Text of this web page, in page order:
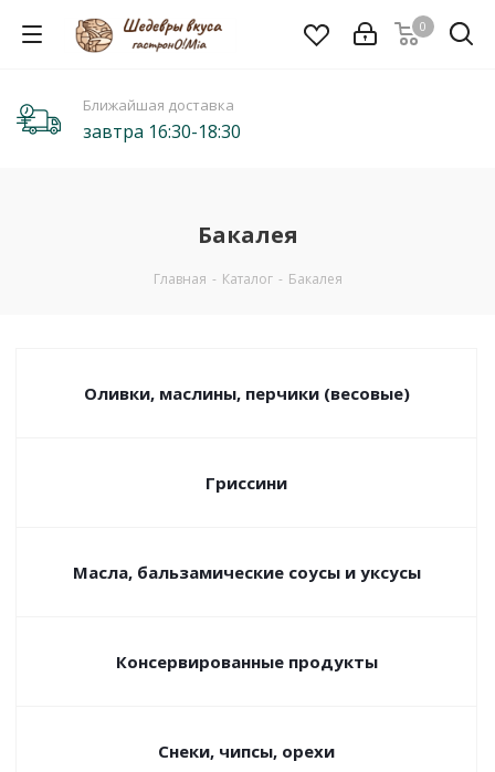
0
Ближайшая доставка
завтра 16:30-18:30
Бакалея
Главная - Каталог - Бакалея
Оливки, маслины, перчики (весовые)
Гриссини
Масла, бальзамические соусы и уксусы
Консервированные продукты
Снеки, чипсы, орехи